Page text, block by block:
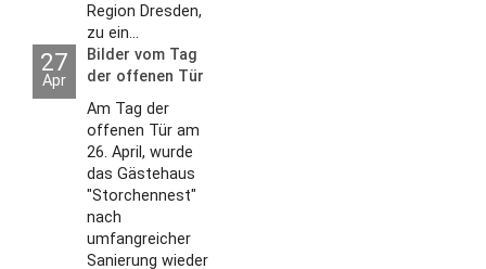
Region Dresden,
zu ein...
27
Apr
Bilder vom Tag
der offenen Tür
2026
Am Tag der
offenen Tür am
26. April, wurde
das Gästehaus
"Storchennest"
nach
umfangreicher
Sanierung wieder